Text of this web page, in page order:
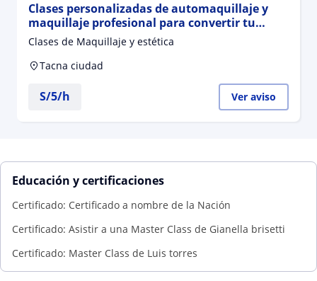
Clases personalizadas de automaquillaje y
maquillaje profesional para convertir tu
pasión en realidad
Clases de Maquillaje y estética
Tacna ciudad
S/5/h Ver aviso
Educación y certificaciones
Certificado: Certificado a nombre de la Nación
Certificado: Asistir a una Master Class de Gianella brisetti
Certificado: Master Class de Luis torres